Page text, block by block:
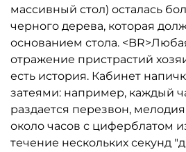
массивный стол) осталась
черного дерева, которая
основанием стола.
отражение пристрастий
есть история. Кабинет
затеями: например, каждый
раздается перезвон,
около часов с циферблатом
течение нескольких секунд